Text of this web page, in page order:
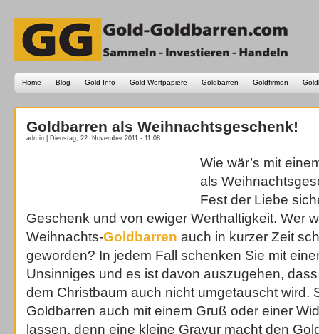
Home Blog Gold Info Gold Wertpapiere Goldbarren Goldfirmen
Goldbarren als Weihnachtsgeschenk!
admin | Dienstag, 22. November 2011 - 11:08
Wie wär’s mit
als
Fest der Liebe
Geschenk und von ewiger Werthaltigkeit. Wer
Weihnachts-Goldbarren auch in kurzer Zeit
geworden? In jedem Fall schenken Sie mit
Unsinniges und es ist davon auszugehen,
dem Christbaum auch nicht umgetauscht wird.
Goldbarren auch mit einem Gruß oder einer
lassen, denn eine kleine Gravur macht den